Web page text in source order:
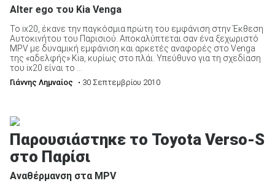
Αlter ego του Kia Venga
Το ix20, έκανε την παγκόσμια πρώτη του εμφάνιση στην Έκθεση
Αυτοκινήτου του Παρισιού. Αποκαλύπτεται σαν ένα ξεχωριστό
MPV με δυναμική εμφάνιση και αρκετές αναφορές στο Venga
της «αδελφής» Kia, κυρίως στο πλάι. Υπεύθυνο για τη σχεδίαση
του ix20 είναι το ...
Γιάννης Λημναίος • 30 Σεπτεμβρίου 2010
Παρουσιάστηκε το Toyota Verso-S
στο Παρίσι
Αναθέρμανση στα MPV